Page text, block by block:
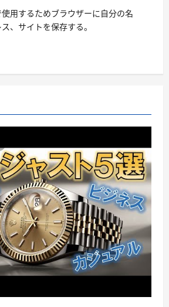
用するためブラウザーに自分の名
、サイトを保存する。